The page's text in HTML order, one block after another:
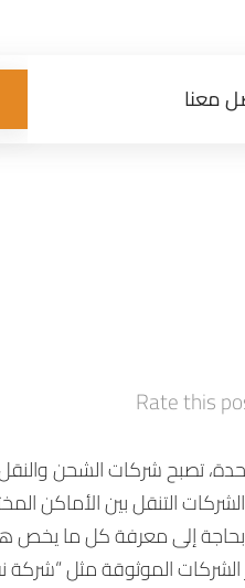
معنا
Rate this
تصبح شركات الشحن
التنقل بين الأماكن
بحاجة إلى معرفة كل ما
الشركات الموثوقة مثل